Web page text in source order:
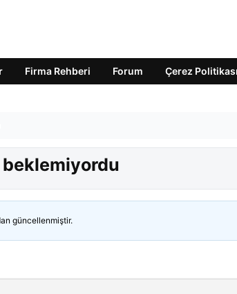
Firma Rehberi Forum Çerez Politikası
güncellenmiştir.